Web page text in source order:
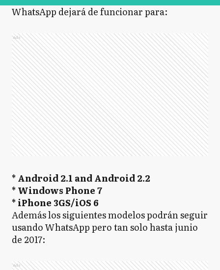
WhatsApp dejará de funcionar para:
Ads
* Android 2.1 and Android 2.2
* Windows Phone 7
* iPhone 3GS/iOS 6
Además los siguientes modelos podrán seguir
usando WhatsApp pero tan solo hasta junio
de 2017:
Ads